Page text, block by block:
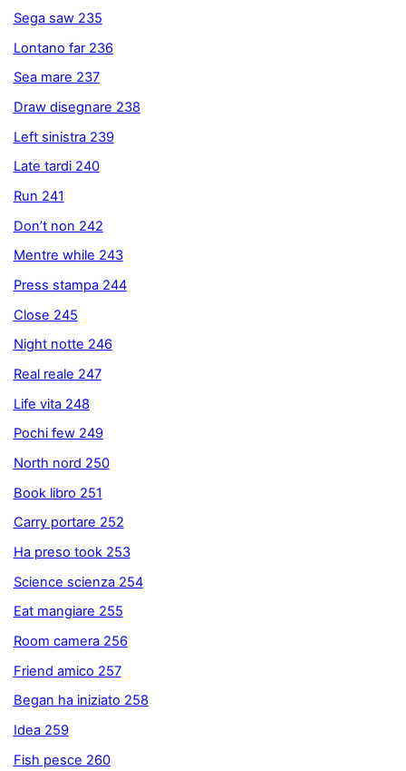
Sega saw 235
Lontano far 236
Sea mare 237
Draw disegnare 238
Left sinistra 239
Late tardi 240
Run 241
Don’t non 242
Mentre while 243
Press stampa 244
Close 245
Night notte 246
Real reale 247
Life vita 248
Pochi few 249
North nord 250
Book libro 251
Carry portare 252
Ha preso took 253
Science scienza 254
Eat mangiare 255
Room camera 256
Friend amico 257
Began ha iniziato 258
Idea 259
Fish pesce 260